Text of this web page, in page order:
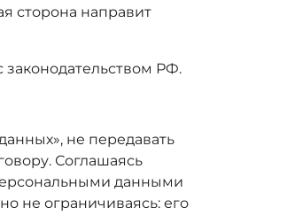
сторона направит
РФ.
не передавать
Соглашаясь
данными
не ограничиваясь: его